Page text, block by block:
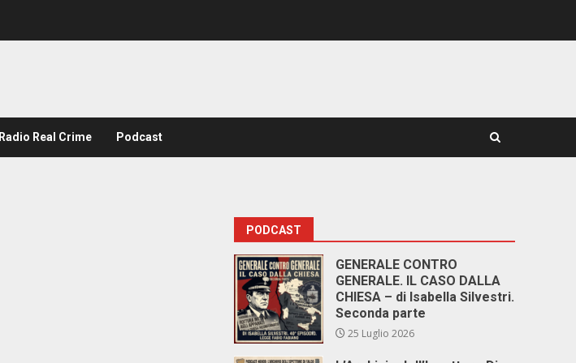
Radio Real Crime Podcast
PODCAST
GENERALE CONTRO
GENERALE. IL CASO DALLA
CHIESA – di Isabella Silvestri.
Seconda parte
25 Luglio 2026